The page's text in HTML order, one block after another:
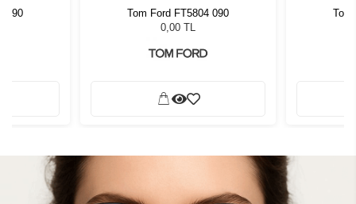
090
Tom Ford FT5804 090
0,00 TL
Tom